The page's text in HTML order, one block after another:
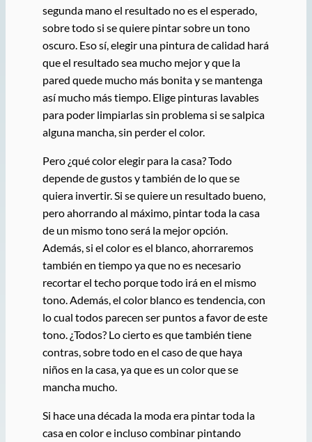
segunda mano el resultado no es el esperado,
sobre todo si se quiere pintar sobre un tono
oscuro. Eso sí, elegir una pintura de calidad hará
que el resultado sea mucho mejor y que la
pared quede mucho más bonita y se mantenga
así mucho más tiempo. Elige pinturas lavables
para poder limpiarlas sin problema si se salpica
alguna mancha, sin perder el color.
Pero ¿qué color elegir para la casa? Todo
depende de gustos y también de lo que se
quiera invertir. Si se quiere un resultado bueno,
pero ahorrando al máximo, pintar toda la casa
de un mismo tono será la mejor opción.
Además, si el color es el blanco, ahorraremos
también en tiempo ya que no es necesario
recortar el techo porque todo irá en el mismo
tono. Además, el color blanco es tendencia, con
lo cual todos parecen ser puntos a favor de este
tono. ¿Todos? Lo cierto es que también tiene
contras, sobre todo en el caso de que haya
niños en la casa, ya que es un color que se
mancha mucho.
Si hace una década la moda era pintar toda la
casa en color e incluso combinar pintando